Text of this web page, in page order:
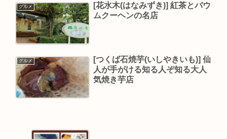
グルメ
[花水木(はなみずき)] 紅茶とバウ
ムクーヘンの名店
グルメ
[つくば石焼芋(いしやきいも)] 仙
人が手がける知る人ぞ知る大人
気焼き芋店